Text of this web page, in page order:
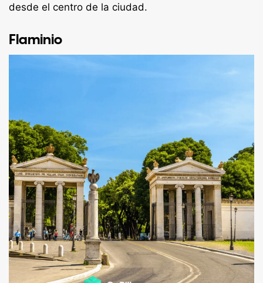
desde el centro de la ciudad.
Flaminio